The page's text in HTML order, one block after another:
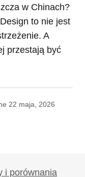
w Chinach?
to nie jest
A
przestają być
22 maja, 2026